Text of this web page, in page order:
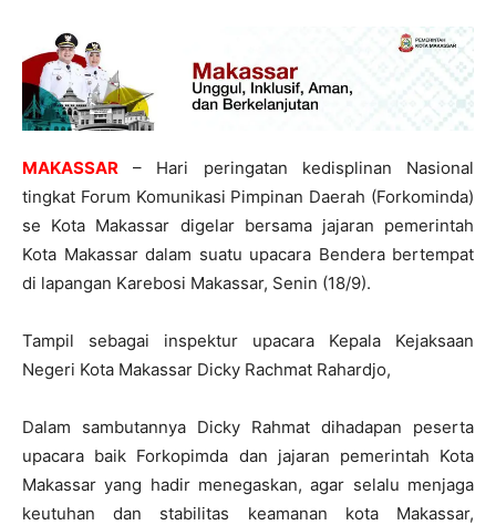
MAKASSAR – Hari peringatan kedisplinan Nasional
tingkat Forum Komunikasi Pimpinan Daerah (Forkominda)
se Kota Makassar digelar bersama jajaran pemerintah
Kota Makassar dalam suatu upacara Bendera bertempat
di lapangan Karebosi Makassar, Senin (18/9).
Tampil sebagai inspektur upacara Kepala Kejaksaan
Negeri Kota Makassar Dicky Rachmat Rahardjo,
Dalam sambutannya Dicky Rahmat dihadapan peserta
upacara baik Forkopimda dan jajaran pemerintah Kota
Makassar yang hadir menegaskan, agar selalu menjaga
keutuhan dan stabilitas keamanan kota Makassar,